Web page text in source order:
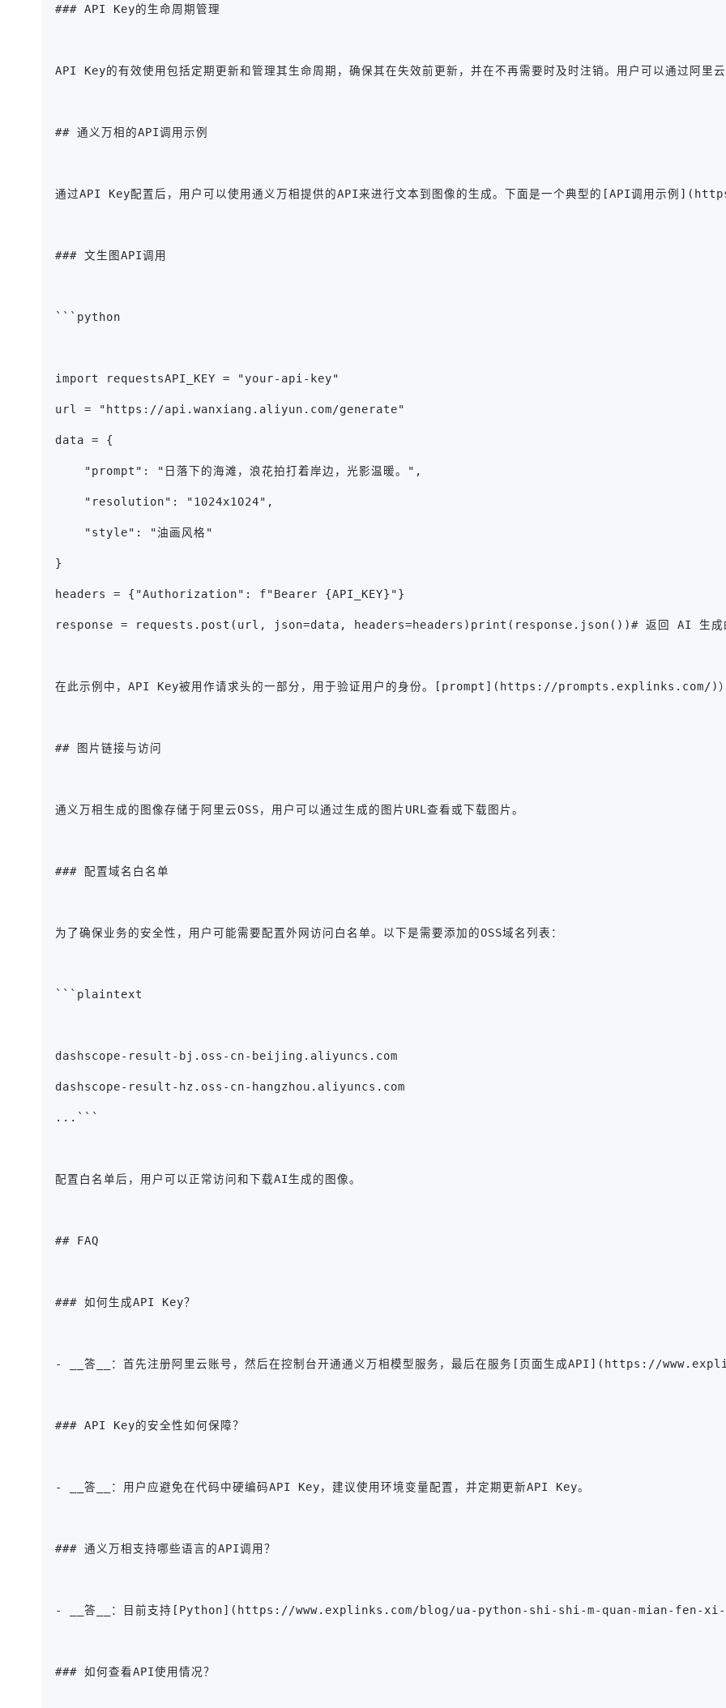
### API Key的生命周期管理
API Key的有效使用包括定期更新和管理其生命周期，确保其在失效前更新，并在不再需要时及时注销。用户可以通过阿
## 通义万相的API调用示例
通过API Key配置后，用户可以使用通义万相提供的API来进行文本到图像的生成。下面是一个典型的[API
### 文生图API调用
```python
import requestsAPI_KEY = "your-api-key"
url = "https://api.wanxiang.aliyun.com/generate"
data = {
    "prompt": "日落下的海滩，浪花拍打着岸边，光影温暖。",
    "resolution": "1024x1024",
    "style": "油画风格"
}
headers = {"Authorization": f"Bearer {API_KEY}"}
response = requests.post(url, json=data, headers=headers)print(response.json())# 返回 AI 生成
在此示例中，API Key被用作请求头的一部分，用于验证用户的身份。[prompt](https://prompts.explinks.com/)）
## 图片链接与访问
通义万相生成的图像存储于阿里云OSS，用户可以通过生成的图片URL查看或下载图片。
### 配置域名白名单
为了确保业务的安全性，用户可能需要配置外网访问白名单。以下是需要添加的OSS域名列表：
```plaintext
dashscope-result-bj.oss-cn-beijing.aliyuncs.com
dashscope-result-hz.oss-cn-hangzhou.aliyuncs.com
...```
配置白名单后，用户可以正常访问和下载AI生成的图像。
## FAQ
### 如何生成API Key？
- __答__：首先注册阿里云账号，然后在控制台开通通义万相模型服务，最后在服务[页面生成API](https://
### API Key的安全性如何保障？
- __答__：用户应避免在代码中硬编码API Key，建议使用环境变量配置，并定期更新API Key。
### 通义万相支持哪些语言的API调用？
- __答__：目前支持[Python](https://www.explinks.com/blog/ua-python-shi-shi-m-quan-mian-fen-xi-
### 如何查看API使用情况？